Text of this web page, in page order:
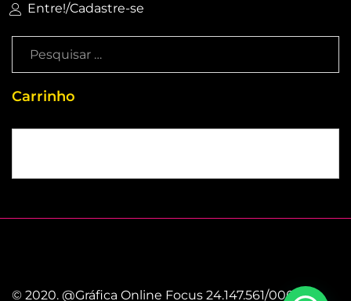
Entre!/Cadastre-se
Carrinho
© 2020. @Gráfica Online Focus 24.147.561/0001-86